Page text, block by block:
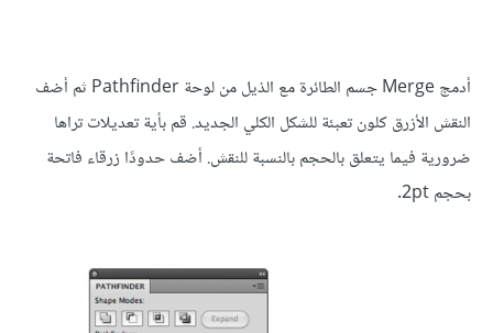
أدمج Merge جسم الطائرة مع الذيل من لوحة Pathfinder ثم أضف
النقش الأزرق كلون تعبئة للشكل الكلي الجديد. قم بأية تعديلات تراها
ضرورية فيما يتعلق بالحجم بالنسبة للنقش. أضف حدودًا زرقاء فاتحة
بحجم 2pt.